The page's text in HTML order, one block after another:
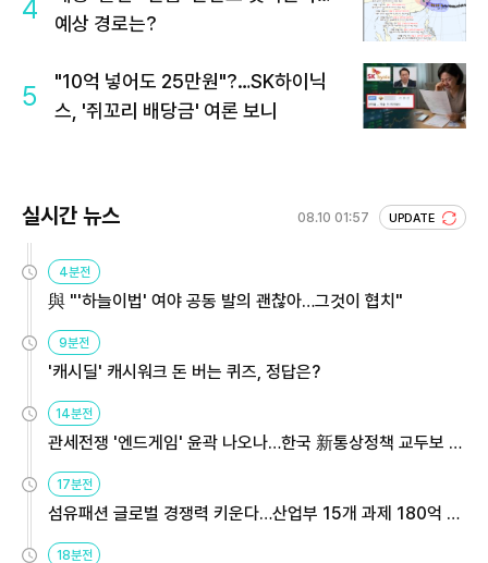
4
예상 경로는?
5
"10억 넣어도 25만원"?…SK하이닉
스, '쥐꼬리 배당금' 여론 보니
실시간 뉴스 08.10 01:57 UPDATE
4분전
與 "'하늘이법' 여야 공동 발의 괜찮아…그것이 협치"
9분전
'캐시딜' 캐시워크 돈 버는 퀴즈, 정답은?
14분전
관세전쟁 '엔드게임' 윤곽 나오나…한국 新통상정책 교두보 활
용해야
17분전
섬유패션 글로벌 경쟁력 키운다…산업부 15개 과제 180억 지
원
18분전